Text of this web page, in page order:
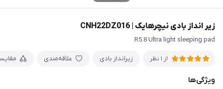
زیر انداز بادی نیچرهایک | CNH22DZ016
R5.8 Ultra light sleeping pad
از 1 نظر زیرانداز بادی علاقه‌مندی
ویژگی‌ها